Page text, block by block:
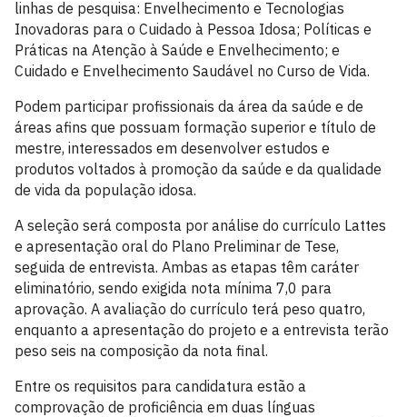
linhas de pesquisa: Envelhecimento e Tecnologias
Inovadoras para o Cuidado à Pessoa Idosa; Políticas e
Práticas na Atenção à Saúde e Envelhecimento; e
Cuidado e Envelhecimento Saudável no Curso de Vida.
Podem participar profissionais da área da saúde e de
áreas afins que possuam formação superior e título de
mestre, interessados em desenvolver estudos e
produtos voltados à promoção da saúde e da qualidade
de vida da população idosa.
A seleção será composta por análise do currículo Lattes
e apresentação oral do Plano Preliminar de Tese,
seguida de entrevista. Ambas as etapas têm caráter
eliminatório, sendo exigida nota mínima 7,0 para
aprovação. A avaliação do currículo terá peso quatro,
enquanto a apresentação do projeto e a entrevista terão
peso seis na composição da nota final.
Entre os requisitos para candidatura estão a
comprovação de proficiência em duas línguas